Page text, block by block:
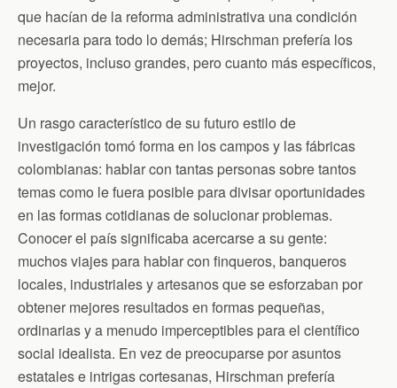
que hacían de la reforma administrativa una condición
necesaria para todo lo demás; Hirschman prefería los
proyectos, incluso grandes, pero cuanto más específicos,
mejor.
Un rasgo característico de su futuro estilo de
investigación tomó forma en los campos y las fábricas
colombianas: hablar con tantas personas sobre tantos
temas como le fuera posible para divisar oportunidades
en las formas cotidianas de solucionar problemas.
Conocer el país significaba acercarse a su gente:
muchos viajes para hablar con finqueros, banqueros
locales, industriales y artesanos que se esforzaban por
obtener mejores resultados en formas pequeñas,
ordinarias y a menudo imperceptibles para el científico
social idealista. En vez de preocuparse por asuntos
estatales e intrigas cortesanas, Hirschman prefería